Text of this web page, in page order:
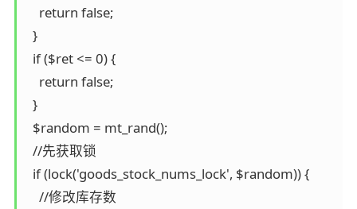
    return false;
  }
  if ($ret <= 0) {
    return false;
  }
  $random = mt_rand();
  //先获取锁
  if (lock('goods_stock_nums_lock', $random)) {
    //修改库存数